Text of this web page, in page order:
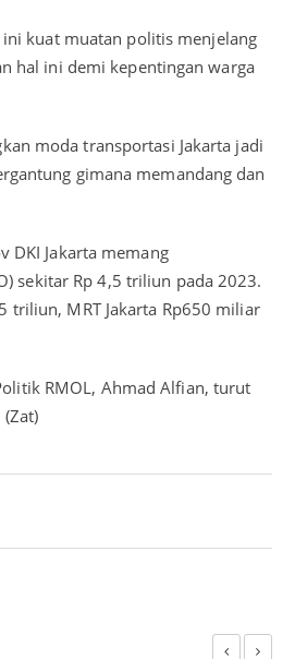
kuat muatan politis menjelang
hal ini demi kepentingan warga
moda transportasi Jakarta jadi
gimana memandang dan
DKI Jakarta memang
sekitar Rp 4,5 triliun pada 2023.
triliun, MRT Jakarta Rp650 miliar
RMOL, Ahmad Alfian, turut